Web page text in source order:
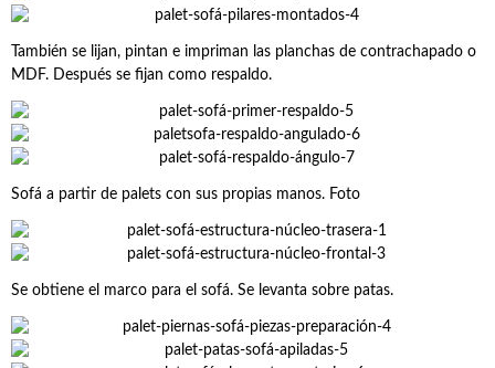
También se lijan, pintan e impriman las planchas de contrachapado o
MDF. Después se fijan como respaldo.
Sofá a partir de palets con sus propias manos. Foto
Se obtiene el marco para el sofá. Se levanta sobre patas.